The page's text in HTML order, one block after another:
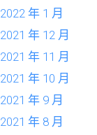
2022 年 1 月
2021 年 12 月
2021 年 11 月
2021 年 10 月
2021 年 9 月
2021 年 8 月